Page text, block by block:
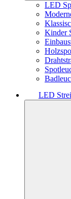
LED
Kinder
LED